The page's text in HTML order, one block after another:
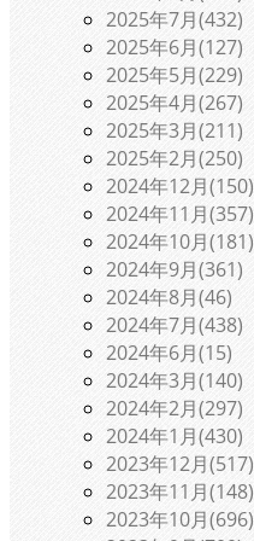
2025年7月(432)
2025年6月(127)
2025年5月(229)
2025年4月(267)
2025年3月(211)
2025年2月(250)
2024年12月(150)
2024年11月(357)
2024年10月(181)
2024年9月(361)
2024年8月(46)
2024年7月(438)
2024年6月(15)
2024年3月(140)
2024年2月(297)
2024年1月(430)
2023年12月(517)
2023年11月(148)
2023年10月(696)